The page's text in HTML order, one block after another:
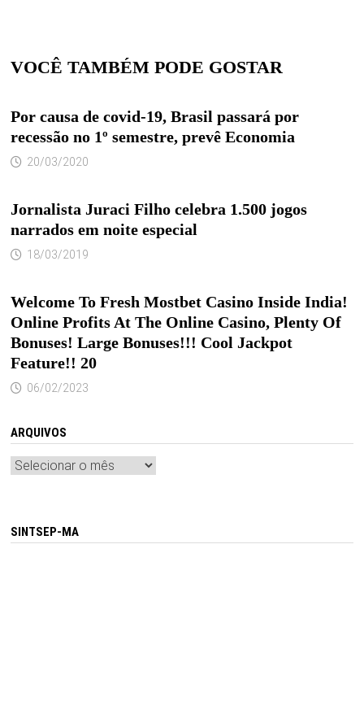
VOCÊ TAMBÉM PODE GOSTAR
Por causa de covid-19, Brasil passará por
recessão no 1º semestre, prevê Economia
20/03/2020
Jornalista Juraci Filho celebra 1.500 jogos
narrados em noite especial
18/03/2019
Welcome To Fresh Mostbet Casino Inside India!
Online Profits At The Online Casino, Plenty Of
Bonuses! Large Bonuses!!! Cool Jackpot
Feature!! 20
06/02/2023
ARQUIVOS
Arquivos
SINTSEP-MA